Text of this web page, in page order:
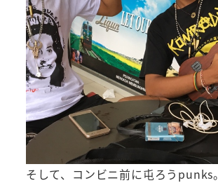
そして、コンビニ前に屯ろうpunks。